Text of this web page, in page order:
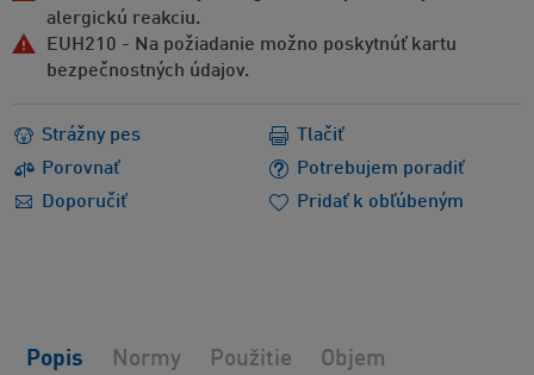
alergickú reakciu.
EUH210 - Na požiadanie možno poskytnúť kartu
bezpečnostných údajov.
Strážny pes
Porovnať
Potrebujem poradiť
Doporučiť
Tlačiť
Pridať k obľúbeným
Popis Normy Použitie Objem